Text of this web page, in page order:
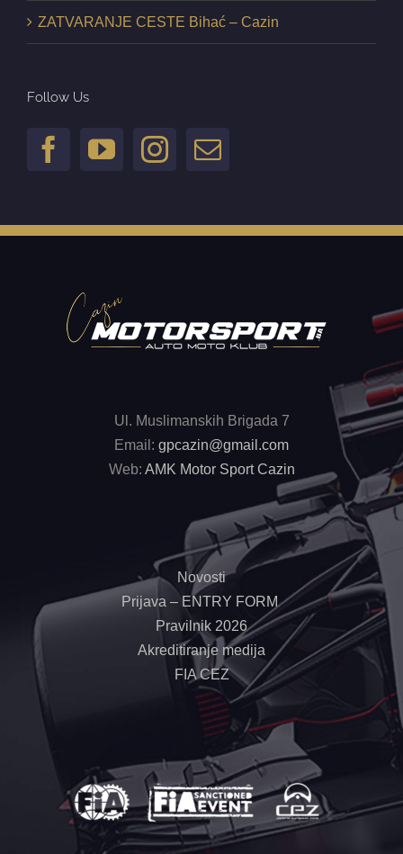
ZATVARANJE CESTE Bihać – Cazin
Follow Us
Ul. Muslimanskih Brigada 7
Email: gpcazin@gmail.com
Web: AMK Motor Sport Cazin
Novosti
Prijava – ENTRY FORM
Pravilnik 2026
Akreditiranje medija
FIA CEZ